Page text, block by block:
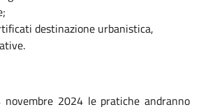
destinazione urbanistica,
2024 le pratiche andranno